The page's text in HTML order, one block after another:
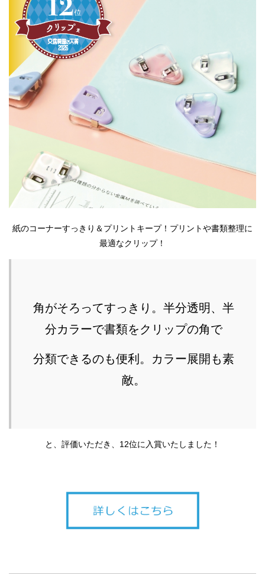
紙のコーナーすっきり＆プリントキープ！プリントや書類整理に
最適なクリップ！
角がそろってすっきり。半分透明、半
分カラーで書類をクリップの角で
分類できるのも便利。カラー展開も素
敵。
と、評価いただき、12位に入賞いたしました！